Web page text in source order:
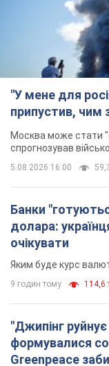
"У мене для
припустив, чим
Москва може стати
спрогнозував
5.08.2026 16:00
Банки
долара:
очікувати
Яким буде курс
9 годин тому 114,6
"Джипінг
формувалися
Greenpeace